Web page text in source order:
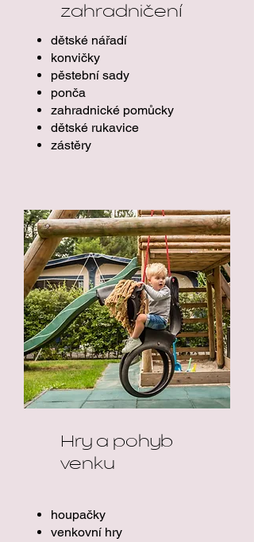
zahradničení
dětské nářadí
konvičky
pěstební sady
ponča
zahradnické pomůcky
dětské rukavice
zástěry
Hry a pohyb
venku
houpačky
venkovní hry